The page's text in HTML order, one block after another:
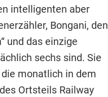
intelligenten aber
Bongani, den
und das einzige
sechs sind. Sie
monatlich in dem
Ortsteils Railway